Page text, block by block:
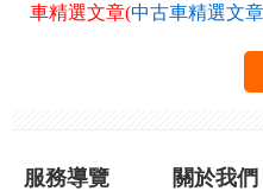
車精選文章(中古車精選文章
服務導覽 關於我們